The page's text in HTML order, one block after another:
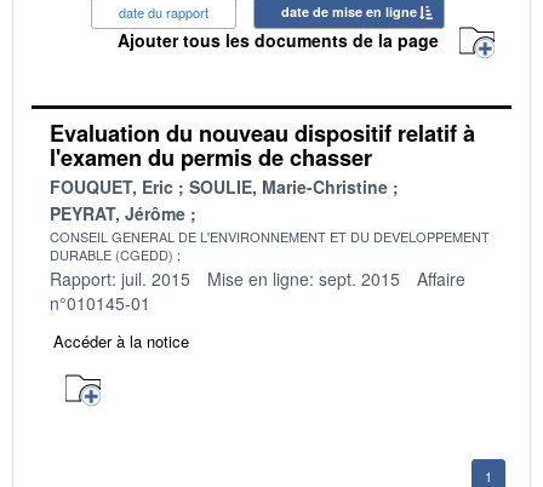
date du rapport date de mise en ligne
Ajouter tous les documents de la page
Evaluation du nouveau dispositif relatif à
l'examen du permis de chasser
FOUQUET, Eric
SOULIE, Marie-Christine
PEYRAT, Jérôme
CONSEIL GENERAL DE L'ENVIRONNEMENT ET DU DEVELOPPEMENT
DURABLE (CGEDD)
Rapport: juil. 2015 Mise en ligne: sept. 2015
Affaire
n°010145-01
Accéder à la notice
1